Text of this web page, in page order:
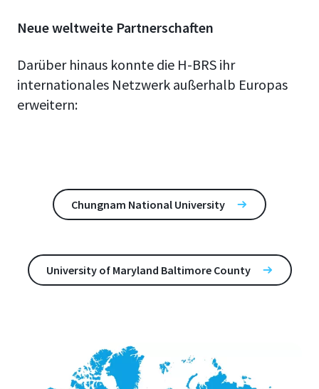
Neue weltweite Partnerschaften
Darüber hinaus konnte die H-BRS ihr
internationales Netzwerk außerhalb Europas
erweitern:
Chungnam National University
University of Maryland Baltimore County